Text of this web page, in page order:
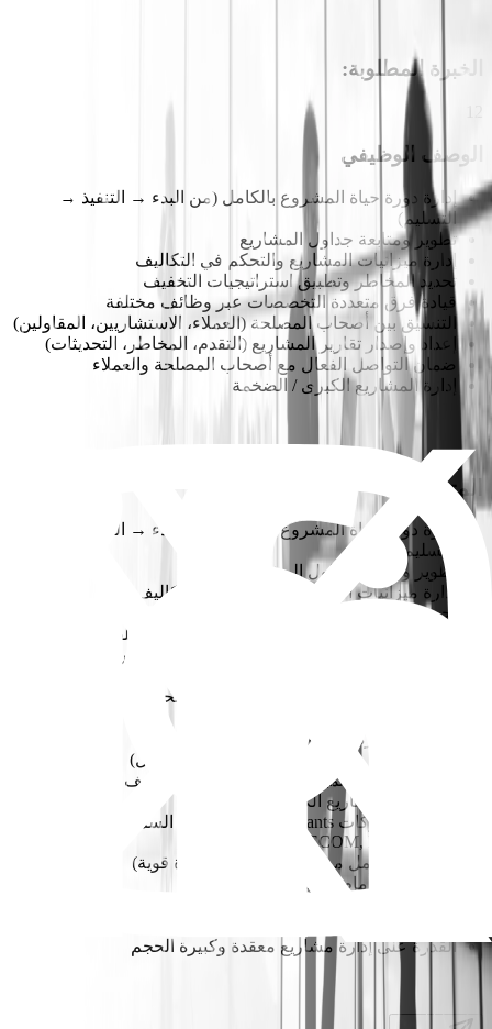
الخبرة المطلوبة:
الوصف الوظيفي
إدارة دورة حياة المشروع بالكامل (من البدء → التنفيذ →
التسليم)
تطوير ومتابعة جداول المشاريع
إدارة ميزانيات المشاريع والتحكم في التكاليف
تحديد المخاطر وتطبيق استراتيجيات التخفيف
قيادة فرق متعددة التخصصات عبر وظائف مختلفة
التنسيق بين أصحاب المصلحة (العملاء، الاستشاريين، المقاولين)
إعداد وإصدار تقارير المشاريع (التقدم، المخاطر، التحديثات)
ضمان التواصل الفعال مع أصحاب المصلحة والعملاء
إدارة المشاريع الكبرى / الضخمة
المتطلبات
إدارة دورة حياة المشروع بالكامل (من البدء → التنفيذ →
التسليم)
تطوير ومتابعة جداول المشاريع
إدارة ميزانيات المشاريع والتحكم في التكاليف
تحديد المخاطر وتطبيق استراتيجيات التخفيف
قيادة فرق متعددة التخصصات عبر وظائف مختلفة
التنسيق بين أصحاب المصلحة (العملاء، الاستشاريين، المقاولين)
ضمان التواصل الفعال مع أصحاب المصلحة والعملاء
خبرة في إدارة دورة حياة المشروع بالكامل
خبرة في دور PMC / Consultant (جانب العميل)
خبرة في إعداد الميزانيات والتحكم في التكاليف
خبرة في المشاريع الكبرى / الضخمة
خبرة مع شركات PMC/Consultants ذات السمعة الطيبة (مثل
AECOM, Parsons, Dar)
خبرة في العمل مع كبار المطورين (ميزة قوية)
حضور قوي أمام العملاء
القدرة على إدارة مشاريع معقدة وكبيرة الحجم